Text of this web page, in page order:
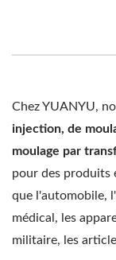
Chez YUANYU,
injection, de
moulage par
pour des produits
que l'automobile,
médical, les
militaire, les